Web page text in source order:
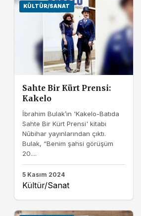
KÜLTÜR/SANAT
Sahte Bir Kürt Prensi:
Kakelo
İbrahim Bulak’ın 'Kakelo-Batıda
Sahte Bir Kürt Prensi' kitabı
Nûbihar yayınlarından çıktı.
Bulak, “Benim şahsi görüşüm
20....
5 Kasım 2024
Kültür/Sanat